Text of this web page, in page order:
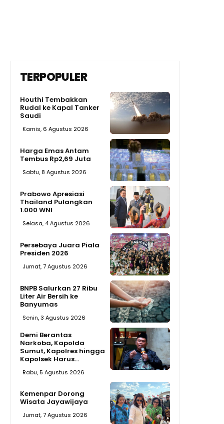
TERPOPULER
Houthi Tembakkan
Rudal ke Kapal Tanker
Saudi
Kamis, 6 Agustus 2026
Harga Emas Antam
Tembus Rp2,69 Juta
Sabtu, 8 Agustus 2026
Prabowo Apresiasi
Thailand Pulangkan
1.000 WNI
Selasa, 4 Agustus 2026
Persebaya Juara Piala
Presiden 2026
Jumat, 7 Agustus 2026
BNPB Salurkan 27 Ribu
Liter Air Bersih ke
Banyumas
Senin, 3 Agustus 2026
Demi Berantas
Narkoba, Kapolda
Sumut, Kapolres hingga
Kapolsek Harus...
Rabu, 5 Agustus 2026
Kemenpar Dorong
Wisata Jayawijaya
Jumat, 7 Agustus 2026